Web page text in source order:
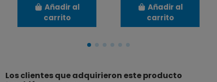
Añadir al
carrito
Añadir al
carrito
Los clientes que adquirieron este producto